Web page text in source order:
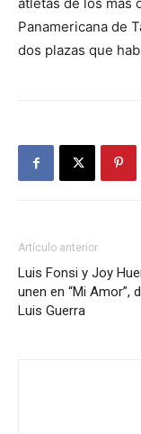
Panamericana de
dos plazas que
Artículo anterior
Luis Fonsi y Joy
unen en “Mi Amor”,
Luis Guerra